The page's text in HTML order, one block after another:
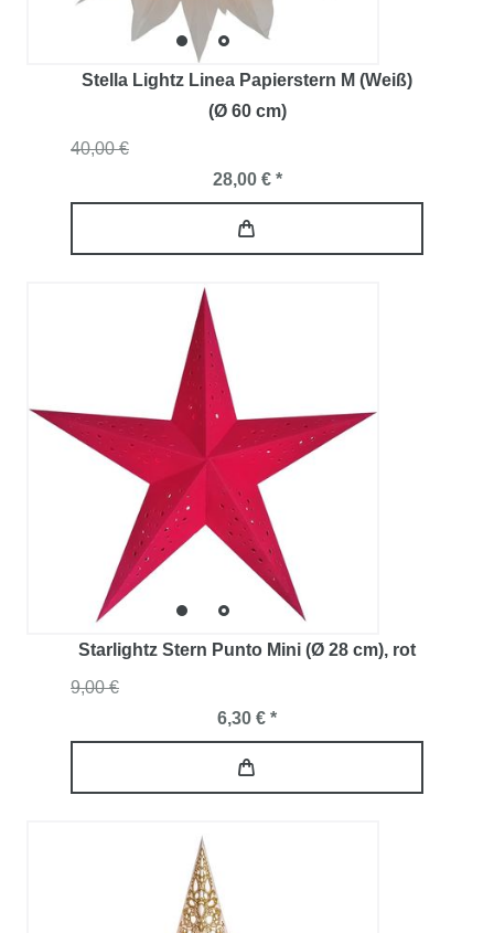
Stella Lightz Linea Papierstern M (Weiß)
(Ø 60 cm)
40,00 €
28,00 € *
Starlightz Stern Punto Mini (Ø 28 cm), rot
9,00 €
6,30 € *